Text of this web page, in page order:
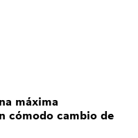
máxima
cómodo cambio de